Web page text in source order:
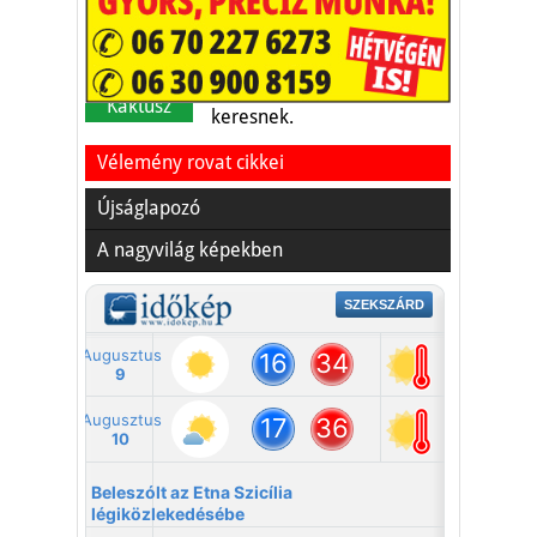
Kaktusz
A nyaralás extrém
helyzeteket teremt, nagyon
sokan kalandot, kihívást
keresnek.
Vélemény rovat cikkei
Újságlapozó
A nagyvilág képekben